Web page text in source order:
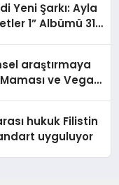
Yeni Şarkı: Ayla
1” Albümü 31
araştırmaya
ve Vegan
hukuk Filistin
uyguluyor